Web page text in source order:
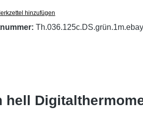
hinzufügen
hell